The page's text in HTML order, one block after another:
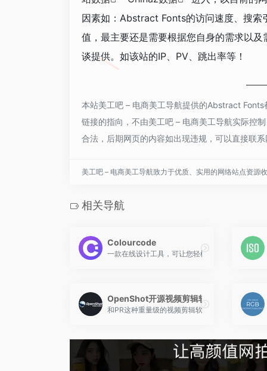
因素如：Abstract Fonts的访问速度、搜索
值，最主要还是需要根据您自身的需求以
谈提供。如该站的IP、PV、跳出率等！
本站美工吧 – 电商美工导航提供的Abstract
链接的指向，不由美工吧 – 电商美工导航实际控
合法，后期网页的内容如出现违规，可以直接联
美工吧 – 电商美工导航致力于优质、实用的网络站点资源
相关导航
Colourcode
一款在线设计工具，可让您轻松直观地组合颜色。
OpenShot开源视频剪辑软件
和PR这种重量级的视频剪辑软件相比，